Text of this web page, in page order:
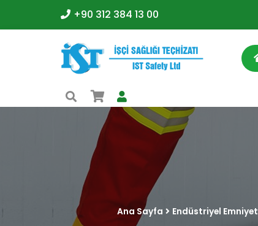
+90 312 384 13 00
Ana Sayfa Endüstriyel Emniyet